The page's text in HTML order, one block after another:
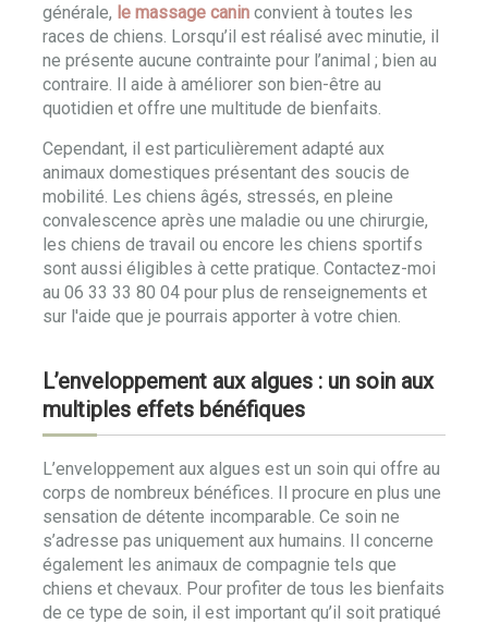
générale, le massage canin convient à toutes les
races de chiens. Lorsqu’il est réalisé avec minutie, il
ne présente aucune contrainte pour l’animal ; bien au
contraire. Il aide à améliorer son bien-être au
quotidien et offre une multitude de bienfaits.
Cependant, il est particulièrement adapté aux
animaux domestiques présentant des soucis de
mobilité. Les chiens âgés, stressés, en pleine
convalescence après une maladie ou une chirurgie,
les chiens de travail ou encore les chiens sportifs
sont aussi éligibles à cette pratique. Contactez-moi
au 06 33 33 80 04 pour plus de renseignements et
sur l'aide que je pourrais apporter à votre chien.
L’enveloppement aux algues : un soin aux
multiples effets bénéfiques
L’enveloppement aux algues est un soin qui offre au
corps de nombreux bénéfices. Il procure en plus une
sensation de détente incomparable. Ce soin ne
s’adresse pas uniquement aux humains. Il concerne
également les animaux de compagnie tels que
chiens et chevaux. Pour profiter de tous les bienfaits
de ce type de soin, il est important qu’il soit pratiqué